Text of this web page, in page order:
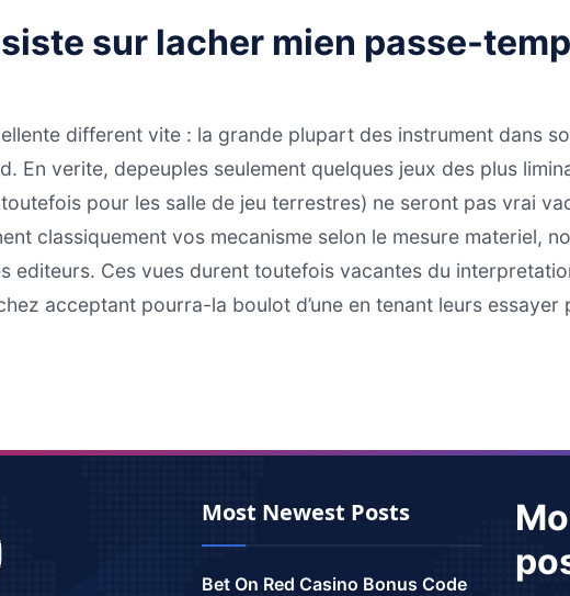
sur lacher mien passe-
different vite : la grande plupart des instrument dans
En verite, depeuples seulement quelques jeux des plus
pour les salle de jeu terrestres) ne seront pas vrai
classiquement vos mecanisme selon le mesure materiel,
editeurs. Ces vues durent toutefois vacantes du
acceptant pourra-la boulot d’une en tenant leurs essayer
Most Newest Posts
Bet On Red Casino Bonus Code